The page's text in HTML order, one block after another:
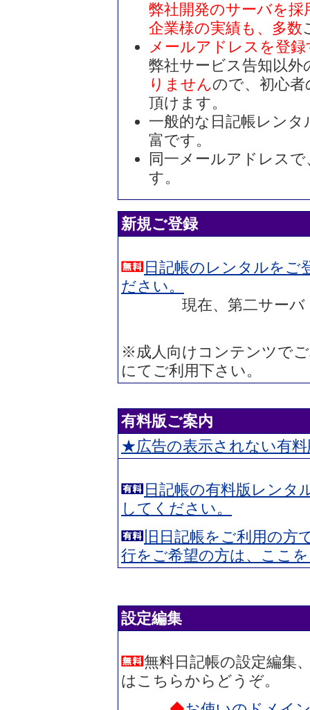
弊社開発のサーバを
企業様の実績も、多数
メールアドレスを登
弊社サービス告知以外
りませんので、初心
頂けます。
一般的な日記帳レン
富です。
同一メールアドレスで
す。
新規ご登録
日記帳のレンタルをご
ださい。
現在、第二サーバ（
※成人向けコンテンツで
にてご利用下さい。
有料版ご案内
★広告の表示されない有
日記帳の有料版レンタ
してください。
旧日記帳をご利用の方
行をご希望の方は、ここ
設定編集
無料日記帳の設定編集
はこちらからどうぞ。